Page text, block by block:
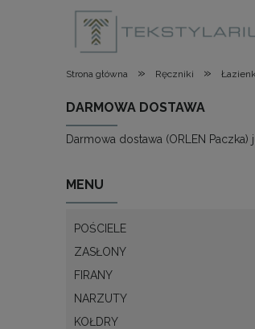
Strona główna » Ręczniki »
DARMOWA DOSTAWA
Darmowa dostawa (ORLEN Paczka)
MENU
POŚCIELE
ZASŁONY
FIRANY
NARZUTY
KOŁDRY